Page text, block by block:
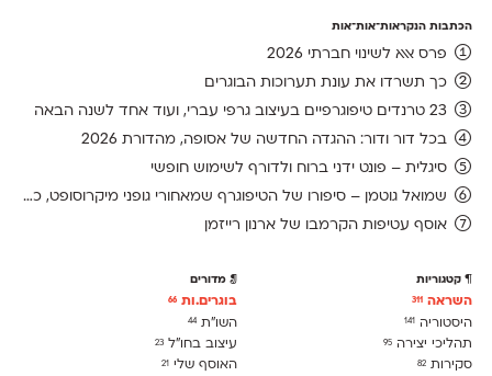
הכתבות הנקראות־אות־אות
פרס אאא לשינוי חברתי 2026
כך תשרדו את עונת תערוכות הבוגרים
23 טרנדים טיפוגרפיים בעיצוב גרפי עברי, ועוד אחד לשנה הבאה
בכל דור ודור: ההגדה החדשה של אסופה, מהדורת 2026
סיגלית – פונט ידני ברוח ולדורף לשימוש חופשי
שמואל גוטמן – סיפורו של הטיפוגרף שמאחורי גופני מיקרוסופט, כפי שנחשף בארכיון של נינתו
אוסף עטיפות הקרמבו של ארנון רייזמן
קטגוריות
השראה 311
היסטוריה 141
תהליכי יצירה 95
סקירות 82
מדורים
בוגרים.ות66
השו״ת44
עיצוב בחו"ל23
האוסף שלי21